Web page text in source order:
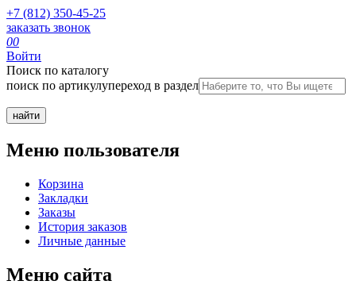
+7 (812) 350-45-25
заказать звонок
00
Войти
Поиск по каталогу
поиск по артикулупереход в раздел
Меню пользователя
Корзина
Закладки
Заказы
История заказов
Личные данные
Меню сайта